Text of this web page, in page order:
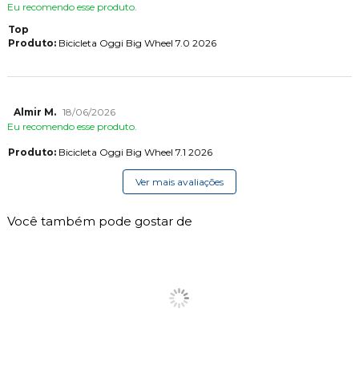
Eu recomendo esse produto.
Top
Produto:Bicicleta Oggi Big Wheel 7.0 2026
Almir M. 18/06/2026
Eu recomendo esse produto.
Produto:Bicicleta Oggi Big Wheel 7.1 2026
Ver mais avaliações
Você também pode gostar de